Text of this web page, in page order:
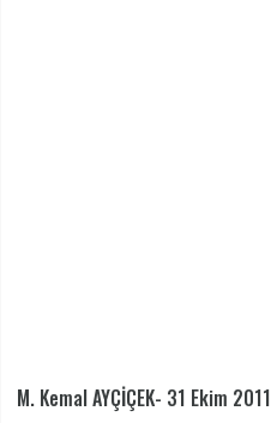
M. Kemal AYÇİÇEK- 31 Ekim 2011